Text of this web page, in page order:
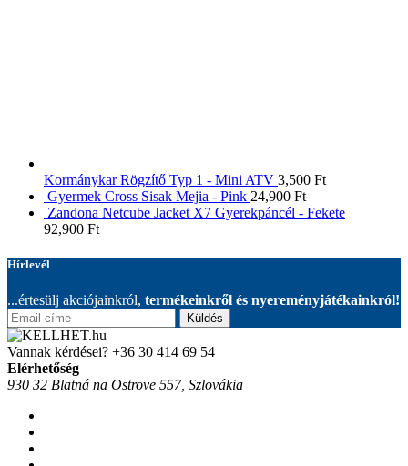
Kormánykar Rögzítő Typ 1 - Mini ATV 3,500 Ft
Gyermek Cross Sisak Mejia - Pink 24,900 Ft
Zandona Netcube Jacket X7 Gyerekpáncél - Fekete
92,900 Ft
Hírlevél
...értesülj akciójainkról, termékeinkről és nyereményjátékainkról!
Küldés
Vannak kérdései? +36 30 414 69 54
Elérhetőség
930 32 Blatná na Ostrove 557, Szlovákia